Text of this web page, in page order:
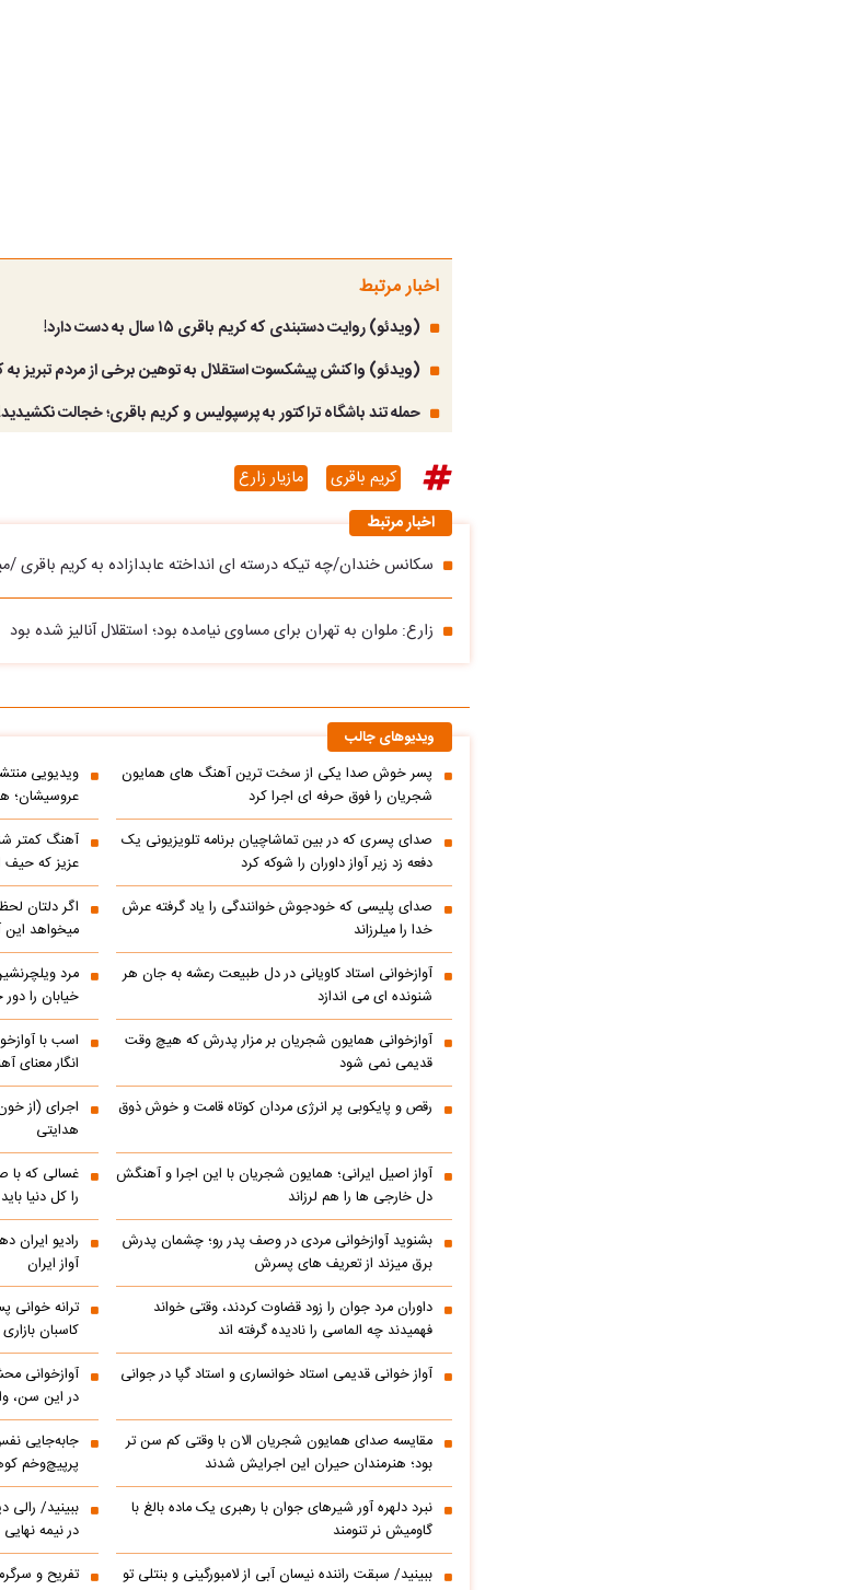
اخبار مرتبط
(ویدئو) روایت دستبندی که کریم باقری ۱۵ سال به دست دارد!
(ویدئو) واکنش پیشکسوت استقلال به توهین برخی از مردم تبریز به
حمله تند باشگاه تراکتور به پرسپولیس و کریم باقری؛ خجالت
کریم باقری
مازیار زارع
اخبار مرتبط
سکانس خندان/چه تیکه درسته ای انداخته عابدازاده به کریم باقری
زارع: ملوان به تهران برای مساوی نیامده بود؛ استقلال آنالیز شده بود
ویدیوهای جالب
پسر خوش صدا یکی از سخت ترین آهنگ های همایون
شجریان را فوق حرفه ای اجرا کرد
ویدیویی
عروسیشان؛
صدای پسری که در بین تماشاچیان برنامه تلویزیونی یک
دفعه زد زیر آواز داوران را شوکه کرد
آهنگ کمتر
عزیز که
صدای پلیسی که خودجوش خوانندگی را یاد گرفته عرش
خدا را میلرزاند
اگر دلتان
میخواهد این
آوازخوانی استاد کاویانی در دل طبیعت رعشه به جان هر
شنونده ای می اندازد
مرد
خیابان را
آوازخوانی همایون شجریان بر مزار پدرش که هیچ وقت
قدیمی نمی شود
اسب با
انگار معنای
رقص و پایکوبی پر انرژی مردان کوتاه قامت و خوش ذوق
اجرای (از
هدایتی
آواز اصیل ایرانی؛ همایون شجریان با این اجرا و آهنگش
دل خارجی ها را هم لرزاند
غسالی که با
را کل دنیا
بشنوید آوازخوانی مردی در وصف پدر رو؛ چشمان پدرش
برق میزند از تعریف های پسرش
آواز ایران
داوران مرد جوان را زود قضاوت کردند، وقتی خواند
فهمیدند چه الماسی را نادیده گرفته اند
ترانه خوانی
کاسبان
آواز خوانی قدیمی استاد خوانساری و استاد گپا در جوانی
آوازخوانی
در این سن،
مقایسه صدای همایون شجریان الان با وقتی کم سن تر
بود؛ هنرمندان حیران این اجرایش شدند
پرپیچ‌وخم
نبرد دلهره آور شیرهای جوان با رهبری یک ماده بالغ با
گاومیش نر تنومند
در نیمه نهایی
ببینید/ سبقت راننده نیسان آبی از لامبورگینی و بنتلی تو
تفریح و